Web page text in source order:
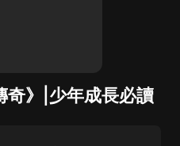
奇》|少年成長必讀